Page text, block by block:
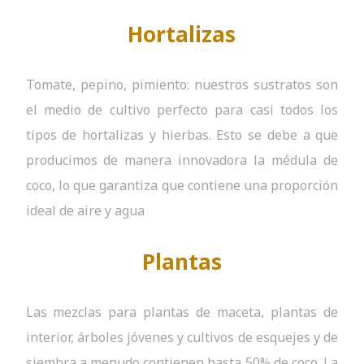
Hortalizas
Tomate, pepino, pimiento: nuestros sustratos son
el medio de cultivo perfecto para casi todos los
tipos de hortalizas y hierbas. Esto se debe a que
producimos de manera innovadora la médula de
coco, lo que garantiza que contiene una proporción
ideal de aire y agua
Plantas
Las mezclas para plantas de maceta, plantas de
interior, árboles jóvenes y cultivos de esquejes y de